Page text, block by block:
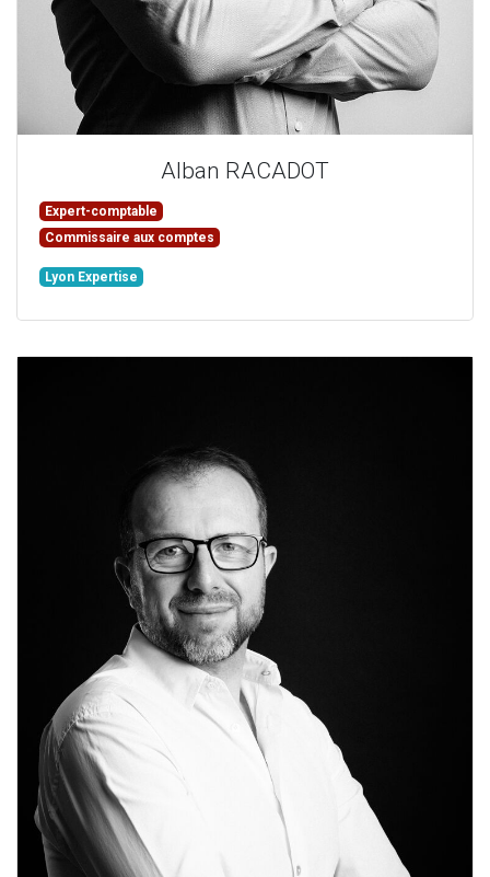
Alban RACADOT
Expert-comptable
Commissaire aux comptes
Lyon Expertise